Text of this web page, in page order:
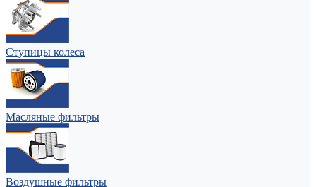
Ступицы колеса
Масляные фильтры
Воздушные фильтры